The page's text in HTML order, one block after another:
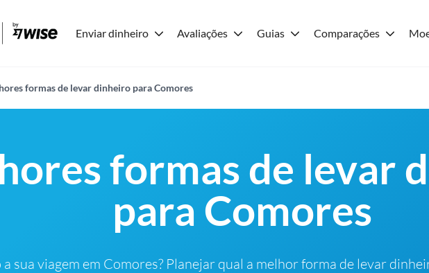
Enviar dinheiro Avaliações Guias Comparações
formas de levar dinheiro para Comores
formas de levar
para Comores
sua viagem em Comores? Planejar qual a melhor forma de levar